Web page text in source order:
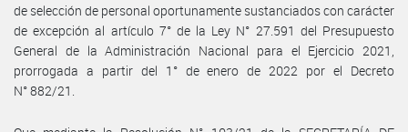
de selección de personal oportunamente sustanciados con carácter
de excepción al artículo 7° de la Ley N° 27.591 del Presupuesto
General de la Administración Nacional para el Ejercicio 2021,
prorrogada a partir del 1° de enero de 2022 por el Decreto
N° 882/21.